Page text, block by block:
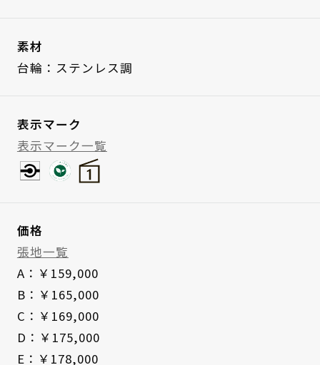
素材
台輪：ステンレス調
表示マーク
表示マーク一覧
価格
張地一覧
A：￥159,000
B：￥165,000
C：￥169,000
D：￥175,000
E：￥178,000